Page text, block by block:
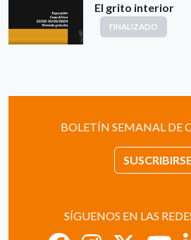
El grito interior
FINALIZADO
BOLETÍN SEMANAL DE
SÍGUENOS EN LAS